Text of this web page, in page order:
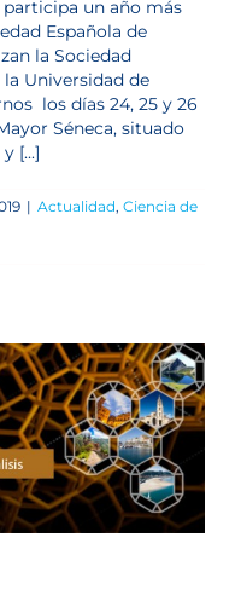
un año más
Española de
la Sociedad
la Universidad de
los días 24, 25 y 26
Séneca, situado
[...]
| Actualidad, Ciencia de